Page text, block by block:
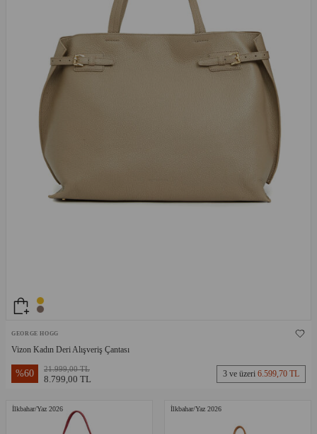
GEORGE HOGG
Vizon Kadın Deri Alışveriş Çantası
%60 21.999,00 TL
8.799,00 TL 3 ve üzeri 6.599,70 TL
İlkbahar/Yaz 2026 İlkbahar/Yaz 2026